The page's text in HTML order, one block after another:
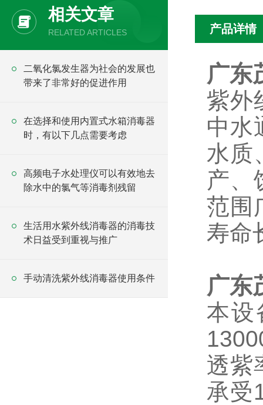
相关文章
RELATED ARTICLES
二氧化氯发生器为社会的发展也
带来了非常好的促进作用
在选择和使用内置式水箱消毒器
时，有以下几点需要考虑
高频电子水处理仪可以有效地去
除水中的氯气等消毒剂残留
生活用水紫外线消毒器的消毒技
术日益受到重视与推广
手动清洗紫外线消毒器使用条件
产品详情
广东
紫外
中水
水质
产、
范围
寿命
广东
本设
透紫
承受